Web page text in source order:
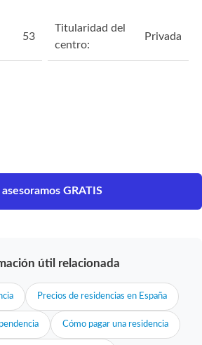
53
Titularidad del
centro:
Privada
asesoramos GRATIS
útil relacionada
Precios de residencias en España
Cómo pagar una residencia